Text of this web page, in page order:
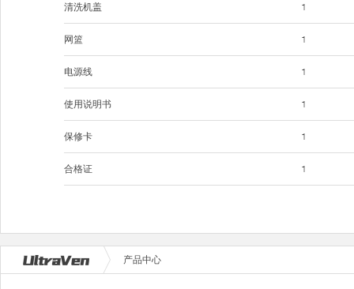
清洗机盖
网篮
电源线
使用说明书
保修卡
合格证
1
1
1
1
1
1
产品中心